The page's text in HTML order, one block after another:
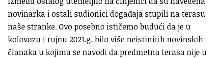
novinarka i ostali sudionici događaja stupili na terasu
naše stranke. Ovo posebno ističemo budući da je u
kolovozu i rujnu 2021.g. bilo više neistinitih novinskih
članaka u kojima se navodi da predmetna terasa nije u